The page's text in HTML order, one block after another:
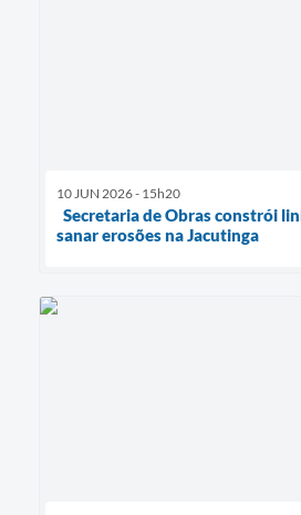
10 JUN 2026 - 15h20
Secretaria de Obras constrói
sanar erosões na Jacutinga